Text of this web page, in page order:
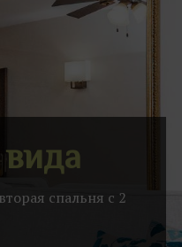
спальня с 2